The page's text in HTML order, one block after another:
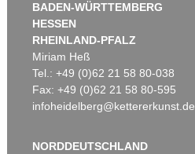
BADEN-WÜRTTEMBERG
HESSEN
RHEINLAND-PFALZ
Miriam Heß
Tel.: +49 (0)62 21 58 80-038
Fax: +49 (0)62 21 58 80-595
infoheidelberg@kettererkunst.de
NORDDEUTSCHLAND